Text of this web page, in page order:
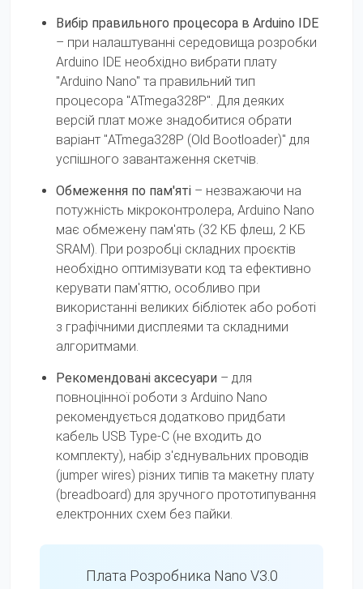
Вибір правильного процесора в Arduino IDE
– при налаштуванні середовища розробки
Arduino IDE необхідно вибрати плату
"Arduino Nano" та правильний тип
процесора "ATmega328P". Для деяких
версій плат може знадобитися обрати
варіант "ATmega328P (Old Bootloader)" для
успішного завантаження скетчів.
Обмеження по пам'яті – незважаючи на
потужність мікроконтролера, Arduino Nano
має обмежену пам'ять (32 КБ флеш, 2 КБ
SRAM). При розробці складних проєктів
необхідно оптимізувати код та ефективно
керувати пам'яттю, особливо при
використанні великих бібліотек або роботі
з графічними дисплеями та складними
алгоритмами.
Рекомендовані аксесуари – для
повноцінної роботи з Arduino Nano
рекомендується додатково придбати
кабель USB Type-C (не входить до
комплекту), набір з'єднувальних проводів
(jumper wires) різних типів та макетну плату
(breadboard) для зручного прототипування
електронних схем без пайки.
Плата Розробника Nano V3.0